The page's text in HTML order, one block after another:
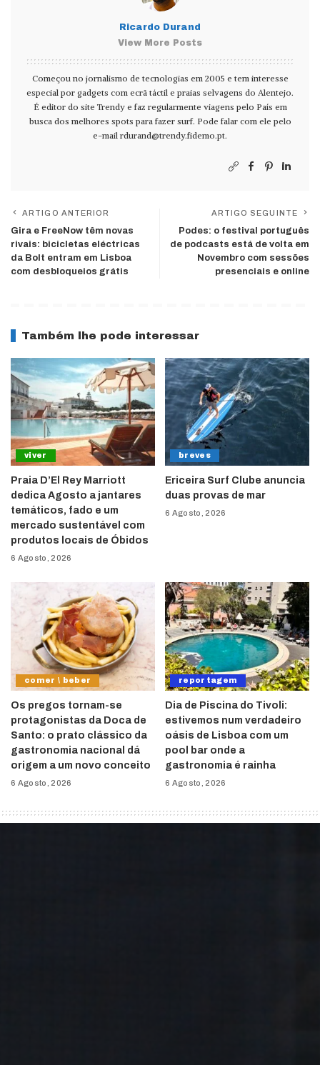
Ricardo Durand
View More Posts
Começou no jornalismo de tecnologias em 2005 e tem interesse
especial por gadgets com ecrã táctil e praias selvagens do Alentejo.
É editor do site Trendy e faz regularmente viagens pelo País em
busca dos melhores spots para fazer surf. Pode falar com ele pelo
e-mail rdurand@trendy.fidemo.pt.
ARTIGO ANTERIOR
Gira e FreeNow têm novas
rivais: bicicletas eléctricas
da Bolt entram em Lisboa
com desbloqueios grátis
ARTIGO SEGUINTE
Podes: o festival português
de podcasts está de volta em
Novembro com sessões
presenciais e online
Também lhe pode interessar
viver
Praia D’El Rey Marriott
dedica Agosto a jantares
temáticos, fado e um
mercado sustentável com
produtos locais de Óbidos
6 Agosto, 2026
breves
Ericeira Surf Clube anuncia
duas provas de mar
6 Agosto, 2026
comer \ beber
Os pregos tornam-se
protagonistas da Doca de
Santo: o prato clássico da
gastronomia nacional dá
origem a um novo conceito
6 Agosto, 2026
reportagem
Dia de Piscina do Tivoli:
estivemos num verdadeiro
oásis de Lisboa com um
pool bar onde a
gastronomia é rainha
6 Agosto, 2026